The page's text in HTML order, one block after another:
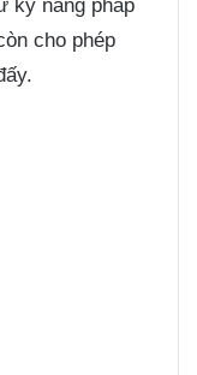
kỹ năng pháp
cho phép